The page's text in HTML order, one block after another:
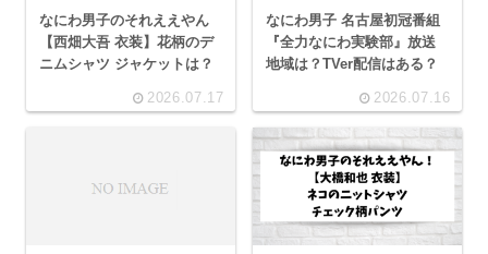
なにわ男子のそれええやん
【西畑大吾 衣装】花柄のデ
ニムシャツ ジャケットは？
2026.07.17
なにわ男子 名古屋初冠番組
『全力なにわ実験部』放送
地域は？TVer配信はある？
2026.07.16